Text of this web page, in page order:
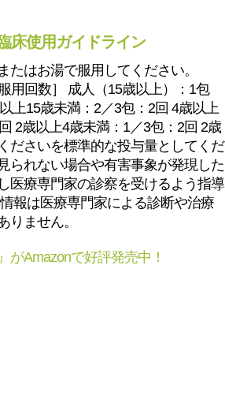
床使用ガイドライン
たはお湯で服用してください。
用回数］ 成人（15歳以上）：1包
以上15歳未満：2／3包：2回 4歳以上
2歳以上4歳未満：1／3包：2回 2歳
ださいを標準的な投与量としてくだ
られない場合や有害事象が発現した
医療専門家の診察を受けるよう指導
報は医療専門家による診断や治療
りません。
がAmazonで好評発売中！